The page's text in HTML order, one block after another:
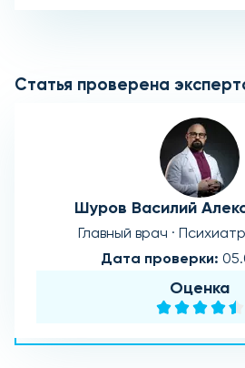
Статья проверена
Шуров Василий
Главный врач ·
Дата проверки:
Оценка